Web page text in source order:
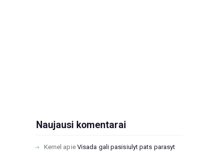
Naujausi komentarai
Kernel apie Visada gali pasisiulyt pats parasyt